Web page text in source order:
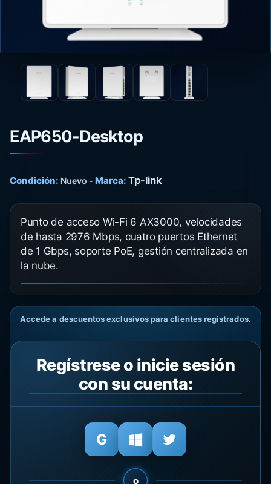
EAP650-Desktop
Condición: Nuevo - Marca: Tp-link
Punto de acceso Wi-Fi 6 AX3000, velocidades
de hasta 2976 Mbps, cuatro puertos Ethernet
de 1 Gbps, soporte PoE, gestión centralizada en
la nube.
Accede a descuentos exclusivos para clientes registrados.
Regístrese o inicie sesión
con su cuenta:
o